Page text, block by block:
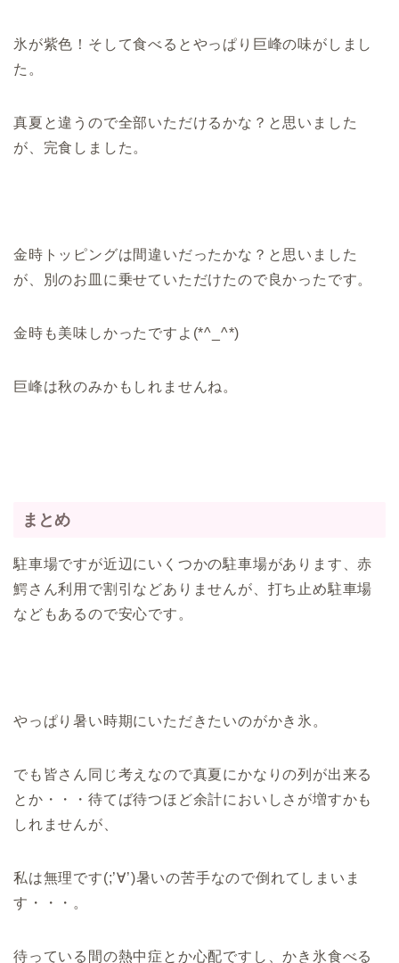
氷が紫色！そして食べるとやっぱり巨峰の味がしまし
た。
真夏と違うので全部いただけるかな？と思いました
が、完食しました。
金時トッピングは間違いだったかな？と思いました
が、別のお皿に乗せていただけたので良かったです。
金時も美味しかったですよ(*^_^*)
巨峰は秋のみかもしれませんね。
まとめ
駐車場ですが近辺にいくつかの駐車場があります、赤
鰐さん利用で割引などありませんが、打ち止め駐車場
などもあるので安心です。
やっぱり暑い時期にいただきたいのがかき氷。
でも皆さん同じ考えなので真夏にかなりの列が出来る
とか・・・待てば待つほど余計においしさが増すかも
しれませんが、
私は無理です(;’∀’)暑いの苦手なので倒れてしまいま
す・・・。
待っている間の熱中症とか心配ですし、かき氷食べる